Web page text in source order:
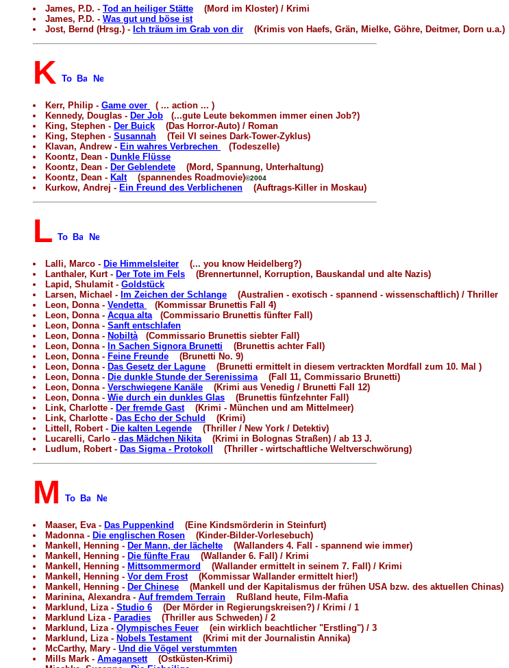
James, P.D. - Tod an heiliger Stätte (Mord im Kloster) / Krimi
James, P.D. - Was gut und böse ist
Jost, Bernd (Hrsg.) - Ich träum im Grab von dir (Krimis von Haefs, Grän, Mielke, Göhre, Deitmer, Dorn u.a.)
K
Kerr, Philip - Game over
( ... action ... )
Kennedy, Douglas - Der Job (...gute Leute bekommen immer einen Job?)
King, Stephen - Der Buick (Das Horror-Auto) / Roman
King, Stephen - Susannah (Teil VI seines Dark-Tower-Zyklus)
Klavan, Andrew - Ein wahres Verbrechen
(Todeszelle)
Koontz, Dean - Dunkle Flüsse
Koontz, Dean - Der Geblendete (Mord, Spannung, Unterhaltung)
Koontz, Dean - Kalt(spannendes Roadmovie)©2004
Kurkow, Andrej - Ein Freund des Verblichenen (Auftrags-Killer in Moskau)
L
Lalli, Marco - Die Himmelsleiter
(... you know Heidelberg?)
Lanthaler, Kurt - Der Tote im Fels
(Brennertunnel, Korruption, Bauskandal und alte Nazis)
Lapid, Shulamit - Goldstück
Larsen, Michael - Im Zeichen der Schlange (Australien - exotisch - spannend - wissenschaftlich) / Thriller
Leon, Donna - Vendetta
(Kommissar Brunettis Fall 4)
Leon, Donna - Acqua alta (Commissario Brunettis fünfter Fall)
Leon, Donna - Sanft entschlafen
Leon, Donna - Nobiltà (Commissario Brunettis siebter Fall)
Leon, Donna - In Sachen Signora Brunetti (Brunettis achter Fall)
Leon, Donna - Feine Freunde (Brunetti No. 9)
Leon, Donna - Das Gesetz der Lagune (Brunetti ermittelt in diesem vertrackten Mordfall zum 10. Mal )
Leon, Donna - Die dunkle Stunde der Serenissima (Fall 11, Commissario Brunetti)
Leon, Donna - Verschwiegene Kanäle (Krimi aus Venedig / Brunetti Fall 12)
Leon, Donna - Wie durch ein dunkles Glas (Brunettis fünfzehnter Fall)
Link, Charlotte - Der fremde Gast(Krimi - München und am Mittelmeer)
Link, Charlotte - Das Echo der Schuld
(Krimi)
Littell, Robert - Die kalten Legende (Thriller / New York / Detektiv)
Lucarelli, Carlo - das Mädchen Nikita (Krimi in Bolognas Straßen) / ab 13 J.
Ludlum, Robert - Das Sigma - Protokoll (Thriller - wirtschaftliche Weltverschwörung)
M
Maaser, Eva - Das Puppenkind
(Eine Kindsmörderin in Steinfurt)
Madonna - Die englischen Rosen (Kinder-Bilder-Vorlesebuch)
Mankell, Henning - Der Mann, der lächelte (Wallanders 4. Fall - spannend wie immer)
Mankell, Henning - Die fünfte Frau (Wallander 6. Fall) / Krimi
Mankell, Henning - Mittsommermord
(Wallander ermittelt in seinem 7. Fall) / Krimi
Mankell, Henning - Vor dem Frost(Kommissar Wallander ermittelt hier!)
Mankell, Henning - Der Chinese (Mankell und der Kapitalismus der frühen USA bzw. des aktuellen Chinas)
Marinina, Alexandra - Auf fremdem Terrain
Rußland heute, Film-Mafia
Marklund, Liza - Studio 6 (Der Mörder in Regierungskreisen?) / Krimi / 1
Marklund Liza - Paradies (Thriller aus Schweden) / 2
Marklund, Liza - Olympisches Feuer (ein wirklich beachtlicher "Erstling") / 3
Marklund, Liza - Nobels Testament(Krimi mit der Journalistin Annika)
McCarthy, Mary - Und die Vögel verstummten
Mills Mark - Amagansett(Ostküsten-Krimi)